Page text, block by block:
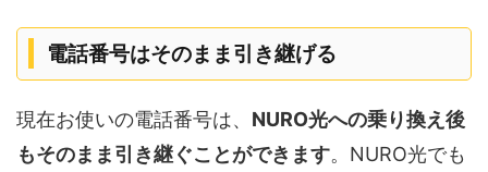
電話番号はそのまま引き継げる
現在お使いの電話番号は、 NURO光への乗り換え後
もそのまま引き継ぐことができます。NURO光でも